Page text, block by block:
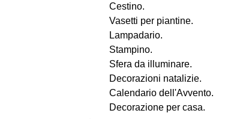
Cestino.
Vasetti per piantine.
Lampadario.
Stampino.
Sfera da illuminare.
Decorazioni natalizie.
Calendario dell'Avvento.
Decorazione per casa.